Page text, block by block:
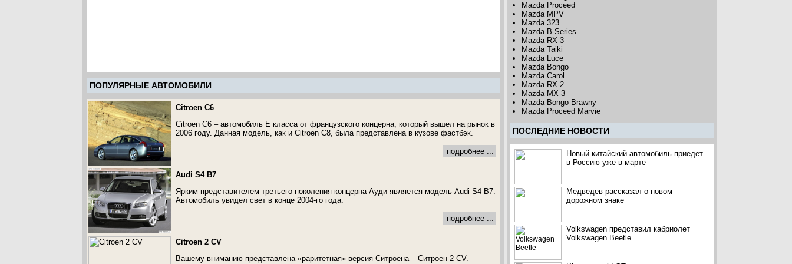
ПОПУЛЯРНЫЕ АВТОМОБИЛИ
Citroen C6
Citroen C6 – автомобиль Е класса от французского концерна, который вышел на рынок в
2006 году. Данная модель, как и Citroen C8, была представлена в кузове фастбэк.
подробнее ...
Audi S4 B7
Ярким представителем третьего поколения концерна Ауди является модель Audi S4 B7.
Автомобиль увидел свет в конце 2004-го года.
подробнее ...
Citroen 2 CV
Вашему вниманию представлена «раритетная» версия Ситроена – Ситроен 2 CV.
Mazda Proceed
Mazda MPV
Mazda 323
Mazda B-Series
Mazda RX-3
Mazda Taiki
Mazda Luce
Mazda Bongo
Mazda Carol
Mazda RX-2
Mazda MX-3
Mazda Bongo Brawny
Mazda Proceed Marvie
ПОCЛЕДНИЕ НОВОСТИ
Новый китайский автомобиль приедет
в Россию уже в марте
Медведев рассказал о новом
дорожном знаке
Volkswagen представил кабриолет
Volkswagen Beetle